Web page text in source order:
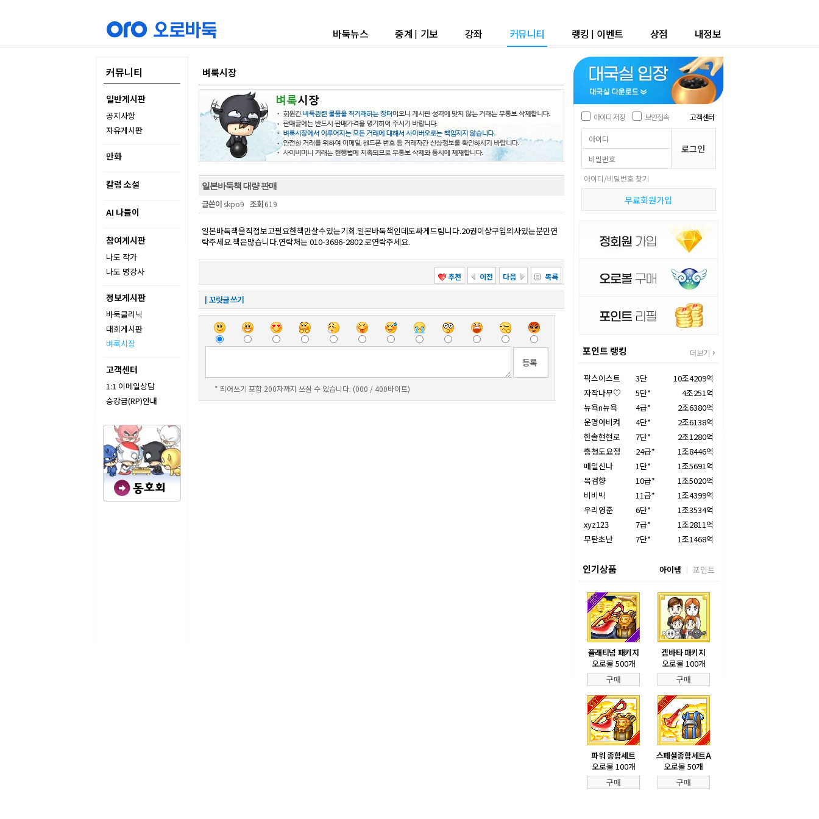
바둑뉴스 중계 | 기보 강좌 커뮤니티 랭킹 | 이벤트 상점 내정보
커뮤니티
일반게시판
공지사항
자유게시판
만화
칼럼 소설
AI 나들이
참여게시판
나도 작가
나도 명강사
정보게시판
바둑클리닉
대회게시판
벼룩시장
고객센터
1:1 이메일상담
승강급(RP)안내
벼룩시장
일본바둑책 대량 판매
글쓴이skpo9 조회619
일본바둑책을직접보고필요한책만살수있는기회.일본바둑책인데도싸게드림니다.20권이상구입의사있는분만연
락주세요.책은많습니다.연락처는 010-3686-2802 로연락주세요.
추천 이전 다음 목록
┃꼬릿글 쓰기
* 띄어쓰기 포함 200자까지 쓰실 수 있습니다. (000 / 400바이트)
아이디 저장 보안접속 고객센터
아이디/비밀번호 찾기
무료회원가입
포인트 랭킹 더보기
팍스이스트 3단
10조4209억
자작나무♡
5단*
4조251억
뉴욕n뉴욕
4급*
2조6380억
운명아비켜
4단*
2조6138억
한솔현현로
7단*
2조1280억
충청도요정
24급*
1조8446억
매일신나
1단*
1조5691억
목검향
10급*
1조5020억
비비빅
11급*
1조4399억
우리영준
6단*
1조3534억
xyz123
7급*
1조2811억
무탄초난
7단* 1조1468억
인기상품 아이템 포인트
플래티넘 패키지
오로볼 500개
구매
겜바타 패키지
오로볼 100개
구매
파워 종합세트
오로볼 100개
구매
스페셜종합세트A
오로볼 50개
구매